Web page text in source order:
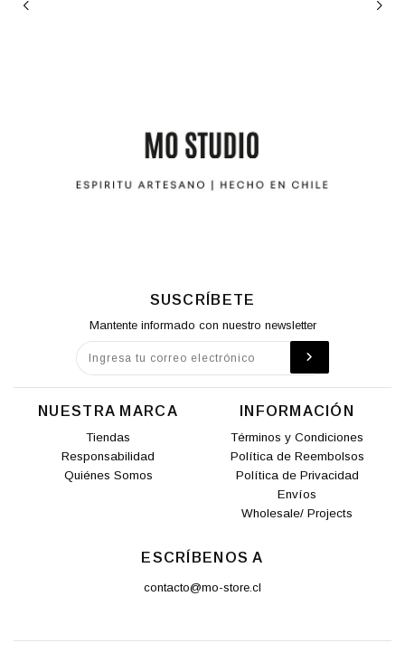
SUSCRÍBETE
Mantente informado con nuestro newsletter
NUESTRA MARCA
Tiendas
Responsabilidad
Quiénes Somos
INFORMACIÓN
Términos y Condiciones
Política de Reembolsos
Política de Privacidad
Envíos
Wholesale/ Projects
ESCRÍBENOS A
contacto@mo-store.cl